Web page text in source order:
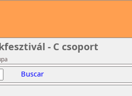
- C csoport
Buscar